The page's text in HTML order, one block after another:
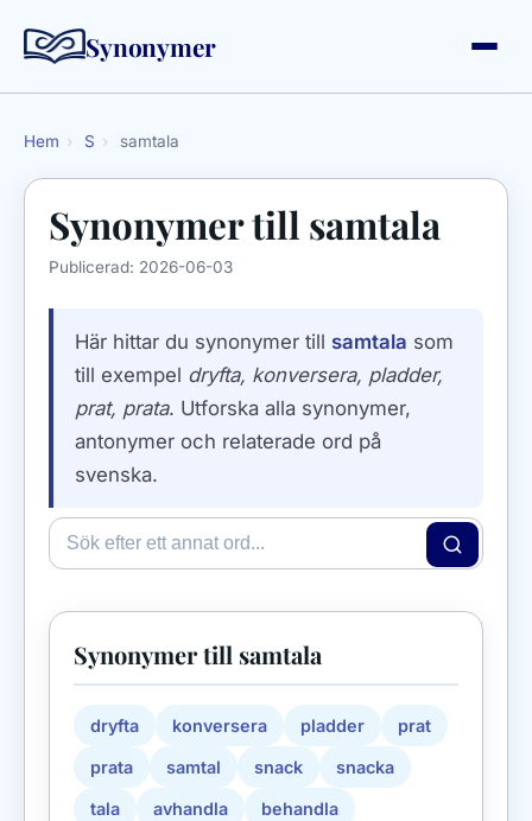
Synonymer
Hem › S › samtala
Synonymer till samtala
Publicerad: 2026-06-03
Här hittar du synonymer till samtala som
till exempel dryfta, konversera, pladder,
prat, prata. Utforska alla synonymer,
antonymer och relaterade ord på
svenska.
Synonymer till samtala
dryfta konversera pladder prat
prata samtal snack snacka
tala avhandla behandla